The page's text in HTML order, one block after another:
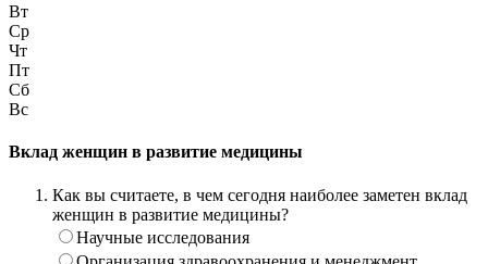
Вт
Ср
Чт
Пт
Сб
Вс
Вклад женщин в развитие медицины
Как вы считаете, в чем сегодня наиболее заметен вклад
женщин в развитие медицины?
Научные исследования